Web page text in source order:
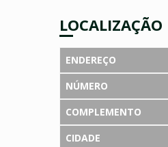
LOCALIZAÇÃO
ENDEREÇO
NÚMERO
COMPLEMENTO
CIDADE